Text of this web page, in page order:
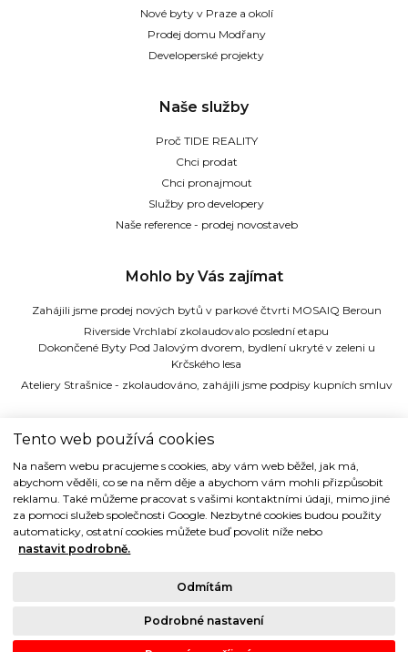
Nové byty v Praze a okolí
Prodej domu Modřany
Developerské projekty
Naše služby
Proč TIDE REALITY
Chci prodat
Chci pronajmout
Služby pro developery
Naše reference - prodej novostaveb
Mohlo by Vás zajímat
Zahájili jsme prodej nových bytů v parkové čtvrti MOSAIQ Beroun
Riverside Vrchlabí zkolaudovalo poslední etapu
Dokončené Byty Pod Jalovým dvorem, bydlení ukryté v zeleni u
Krčského lesa
Ateliery Strašnice - zkolaudováno, zahájili jsme podpisy kupních smluv
TIDE REALITY s.r.o.
Dřevná 2, 128 00 Praha 2
Tel: (+420) 224 914 914
e-mail:info@tide.cz
Copyright © 1993-2018 TIDE REALITY s.r.o.. Všechna práva vyhrazena.
Tento web používá cookies
Na našem webu pracujeme s cookies, aby vám web běžel, jak má,
abychom věděli, co se na něm děje a abychom vám mohli přizpůsobit
reklamu. Také můžeme pracovat s vašimi kontaktními údaji, mimo jiné
za pomoci služeb společnosti Google. Nezbytné cookies budou použity
automaticky, ostatní cookies můžete buď povolit níže nebo
nastavit podrobně.
Odmítám
Podrobné nastavení